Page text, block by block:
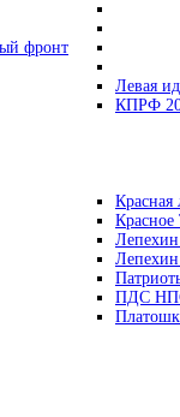
фронт
Левая
КПРФ
Красная
ПДС